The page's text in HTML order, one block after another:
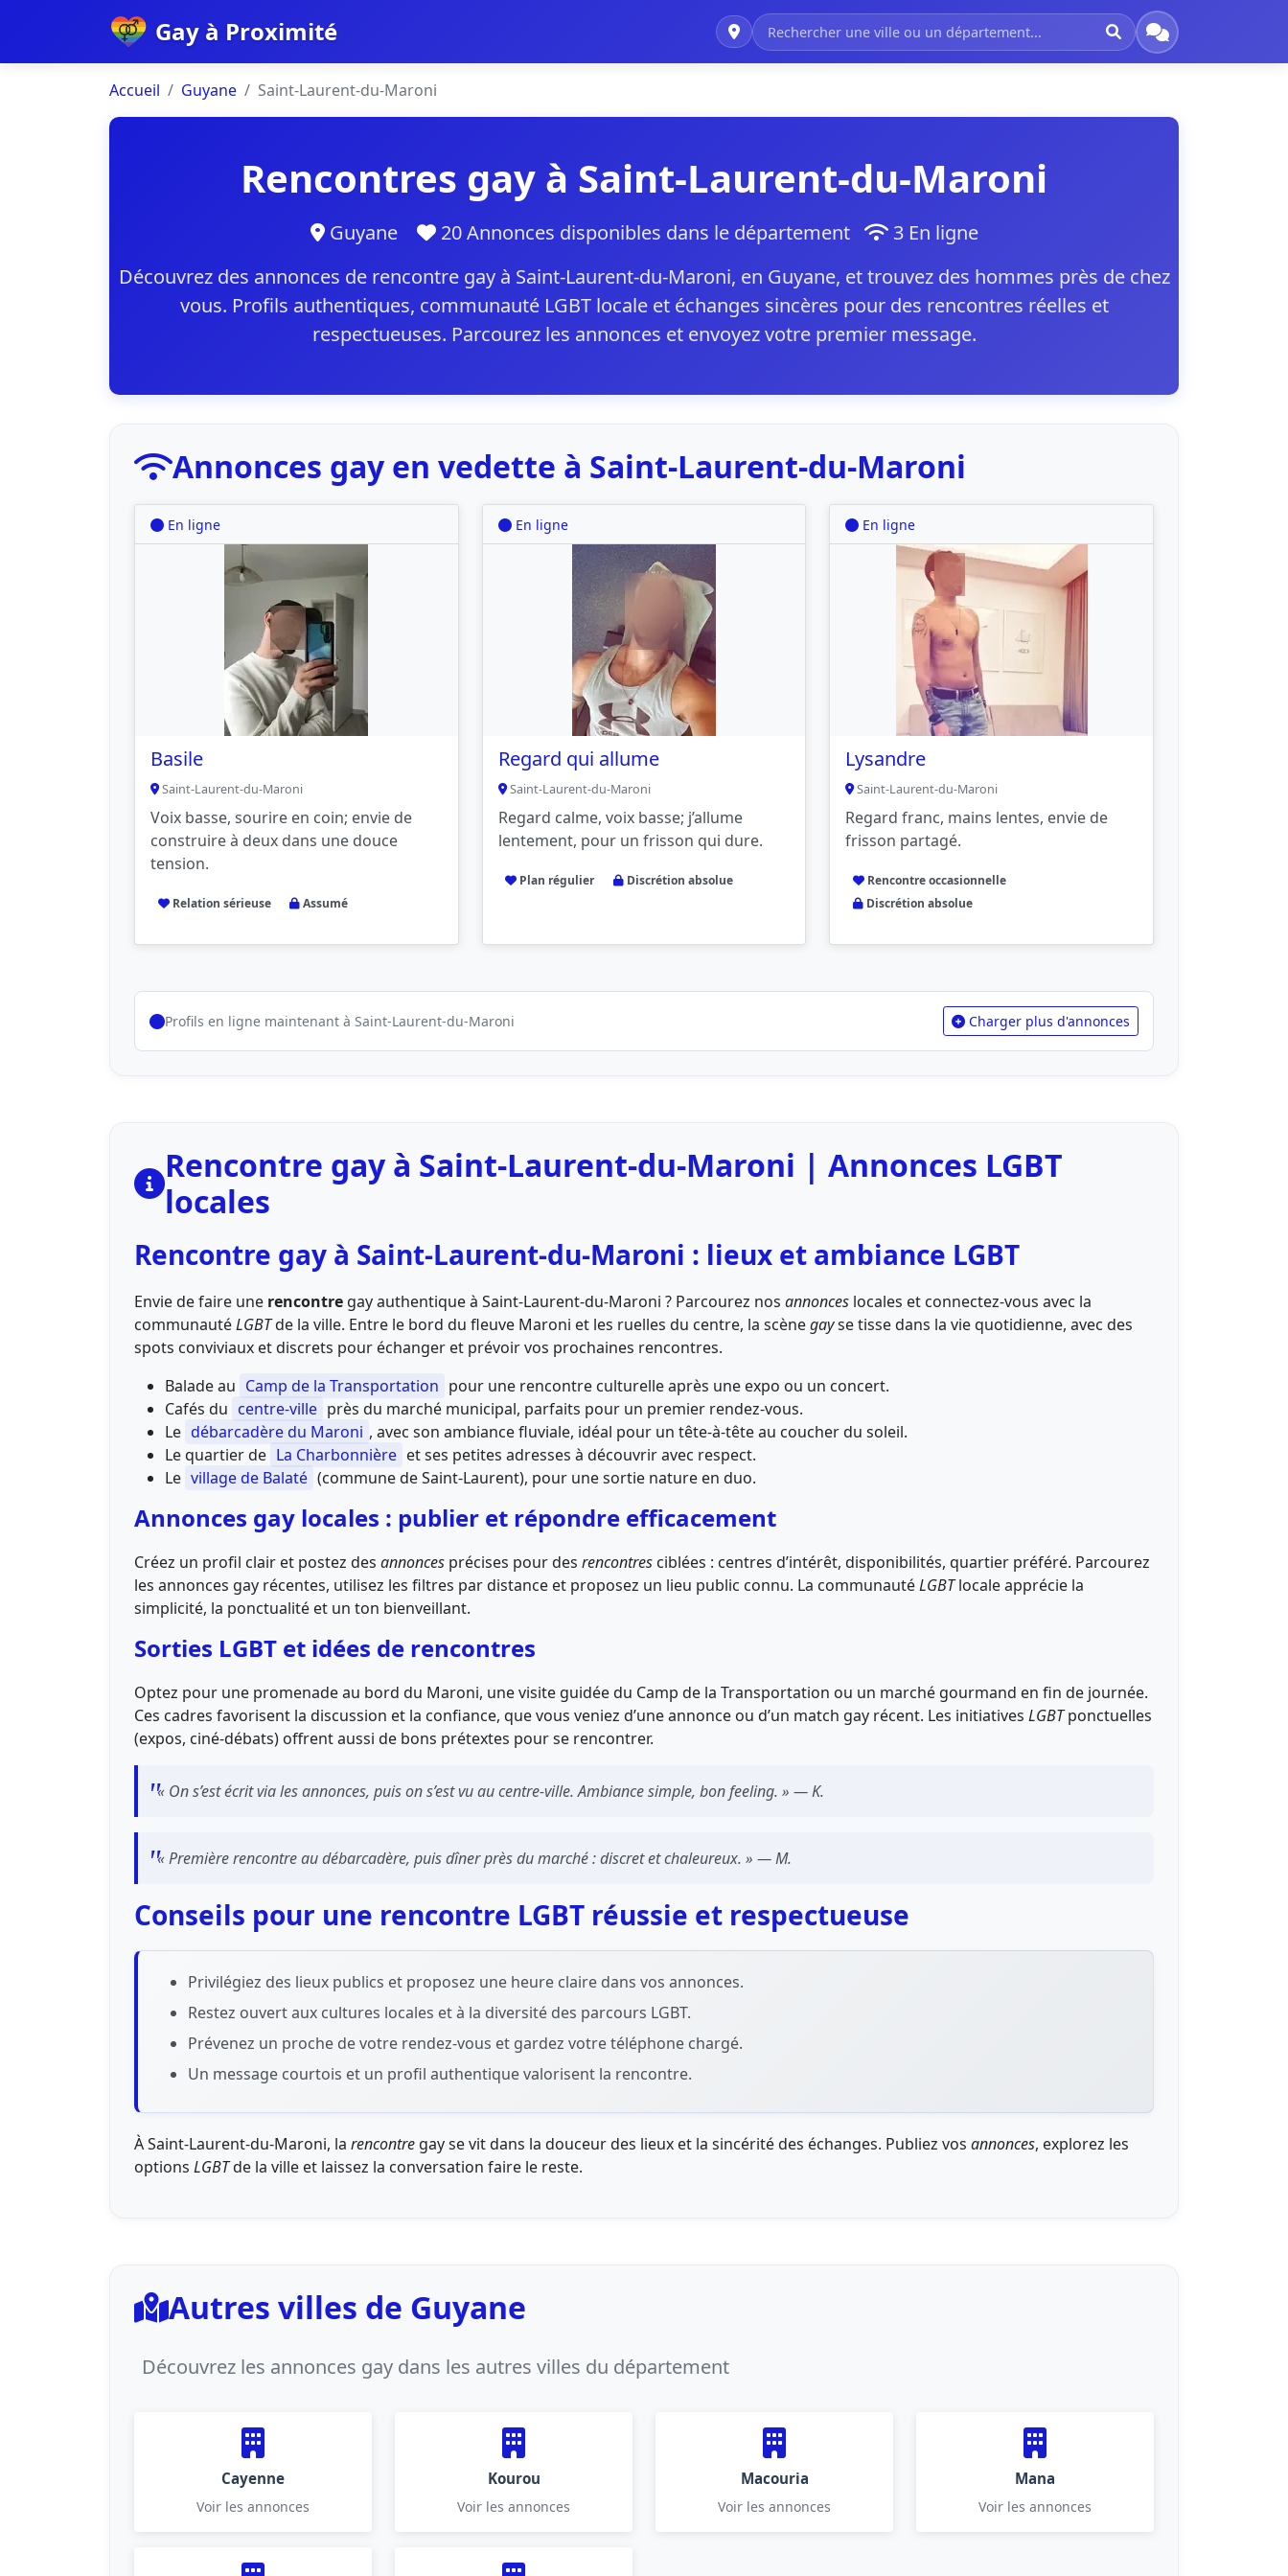
Gay à Proximité
Accueil Guyane Saint-Laurent-du-Maroni
Rencontres gay à Saint-Laurent-du-Maroni
Guyane 20 Annonces disponibles dans le département
3 En ligne
Découvrez des annonces de rencontre gay à Saint-Laurent-du-Maroni, en Guyane, et trouvez des hommes près de chez
vous. Profils authentiques, communauté LGBT locale et échanges sincères pour des rencontres réelles et
respectueuses. Parcourez les annonces et envoyez votre premier message.
Annonces gay en vedette à Saint-Laurent-du-Maroni
En ligne
Basile
Saint-Laurent-du-Maroni
Voix basse, sourire en coin; envie de
construire à deux dans une douce
tension.
Relation sérieuse Assumé
En ligne
Regard qui allume
Saint-Laurent-du-Maroni
Regard calme, voix basse; j’allume
lentement, pour un frisson qui dure.
Plan régulier Discrétion absolue
En ligne
Lysandre
Saint-Laurent-du-Maroni
Regard franc, mains lentes, envie de
frisson partagé.
Rencontre occasionnelle
Discrétion absolue
Profils en ligne maintenant à Saint-Laurent-du-Maroni Charger plus d'annonces
Rencontre gay à Saint-Laurent-du-Maroni | Annonces LGBT
locales
Rencontre gay à Saint-Laurent-du-Maroni : lieux et ambiance LGBT
Envie de faire une rencontre gay authentique à Saint-Laurent-du-Maroni ? Parcourez nos annonces locales et connectez-vous avec la
communautéLGBTde la ville. Entre le bord du fleuve Maroni et les ruelles du centre, la scènegayse tisse dans la vie quotidienne, avec des
spots conviviaux et discrets pour échanger et prévoir vos prochaines rencontres.
Balade au Camp de la Transportation pour une rencontre culturelle après une expo ou un concert.
Cafés du centre-ville près du marché municipal, parfaits pour un premier rendez-vous.
Le débarcadère du Maroni , avec son ambiance fluviale, idéal pour un tête-à-tête au coucher du soleil.
Le quartier de La Charbonnière et ses petites adresses à découvrir avec respect.
Le village de Balaté (commune de Saint-Laurent), pour une sortie nature en duo.
Annonces gay locales : publier et répondre efficacement
Créez un profil clair et postez des annonces précises pour des rencontres ciblées : centres d’intérêt, disponibilités, quartier préféré. Parcourez
les annonces gay récentes, utilisez les filtres par distance et proposez un lieu public connu. La communautéLGBTlocale apprécie la
simplicité, la ponctualité et un ton bienveillant.
Sorties LGBT et idées de rencontres
Optez pour une promenade au bord du Maroni, une visite guidée du Camp de la Transportation ou un marché gourmand en fin de journée.
Ces cadres favorisent la discussion et la confiance, que vous veniez d’une annonce ou d’un match gay récent. Les initiatives LGBTponctuelles
(expos, ciné-débats) offrent aussi de bons prétextes pour se rencontrer.
« On s’est écrit via les annonces, puis on s’est vu au centre-ville. Ambiance simple, bon feeling. » — K.
« Première rencontre au débarcadère, puis dîner près du marché : discret et chaleureux. » — M.
Conseils pour une rencontre LGBT réussie et respectueuse
Privilégiez des lieux publics et proposez une heure claire dans vos annonces.
Restez ouvert aux cultures locales et à la diversité des parcours LGBT.
Prévenez un proche de votre rendez-vous et gardez votre téléphone chargé.
Un message courtois et un profil authentique valorisent la rencontre.
À Saint-Laurent-du-Maroni, la rencontre gay se vit dans la douceur des lieux et la sincérité des échanges. Publiez vos annonces, explorez les
options LGBTde la ville et laissez la conversation faire le reste.
Autres villes de Guyane
Découvrez les annonces gay dans les autres villes du département
Cayenne
Voir les annonces
Kourou
Voir les annonces
Macouria
Voir les annonces
Mana
Voir les annonces